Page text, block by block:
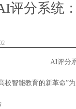
评分系统
AI评分
能教育的新革命”为